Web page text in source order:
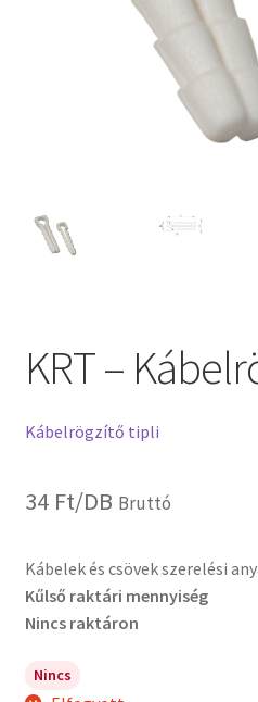
KRT –
Kábelrögzítő tipli
34 Ft/DB Bruttó
Kábelek és csövek szerelési
Kűlső raktári mennyiség
Nincs raktáron
Nincs